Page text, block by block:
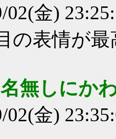
02(金)
の表情が
無しにか
02(金)